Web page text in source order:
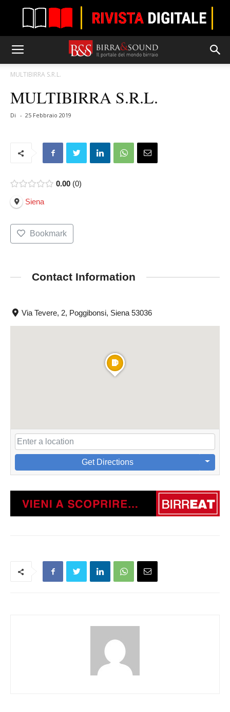
MULTIBIRRA S.R.L.
MULTIBIRRA S.R.L.
Di - 25 Febbraio 2019
0.00 0
Siena
Bookmark
Contact Information
Via Tevere, 2, Poggibonsi, Siena 53036
Get Directions